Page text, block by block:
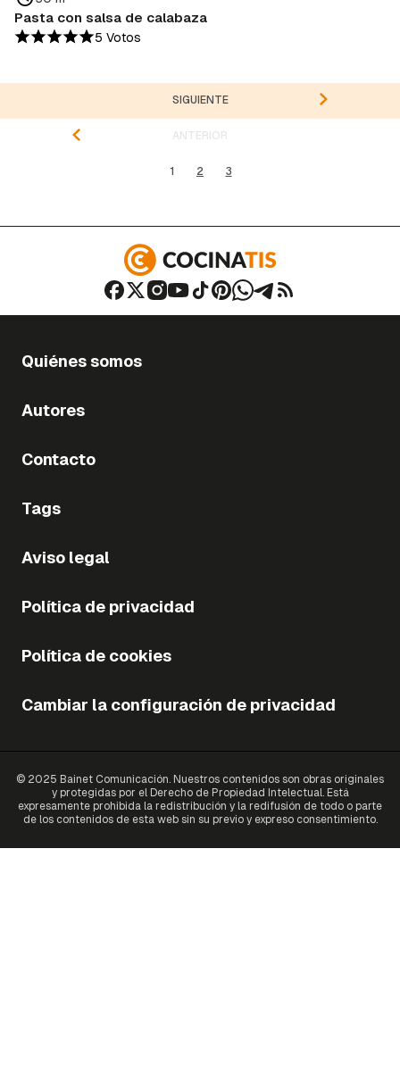
Pasta con salsa de calabaza
5 Votos
ANTERIOR
1 2 3
SIGUIENTE
Quiénes somos
Autores
Contacto
Tags
Aviso legal
Política de privacidad
Política de cookies
Cambiar la configuración de privacidad
© 2025 Bainet Comunicación. Nuestros contenidos son obras originales
y protegidas por el Derecho de Propiedad Intelectual. Está
expresamente prohibida la redistribución y la redifusión de todo o parte
de los contenidos de esta web sin su previo y expreso consentimiento.